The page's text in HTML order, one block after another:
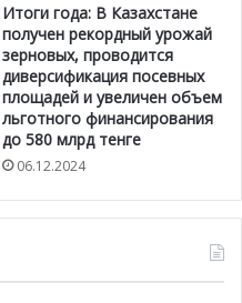
Итоги года: В Казахстане
получен рекордный урожай
зерновых, проводится
диверсификация посевных
площадей и увеличен объем
льготного финансирования
до 580 млрд тенге
06.12.2024